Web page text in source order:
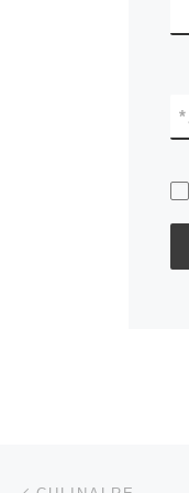
*
文章导航